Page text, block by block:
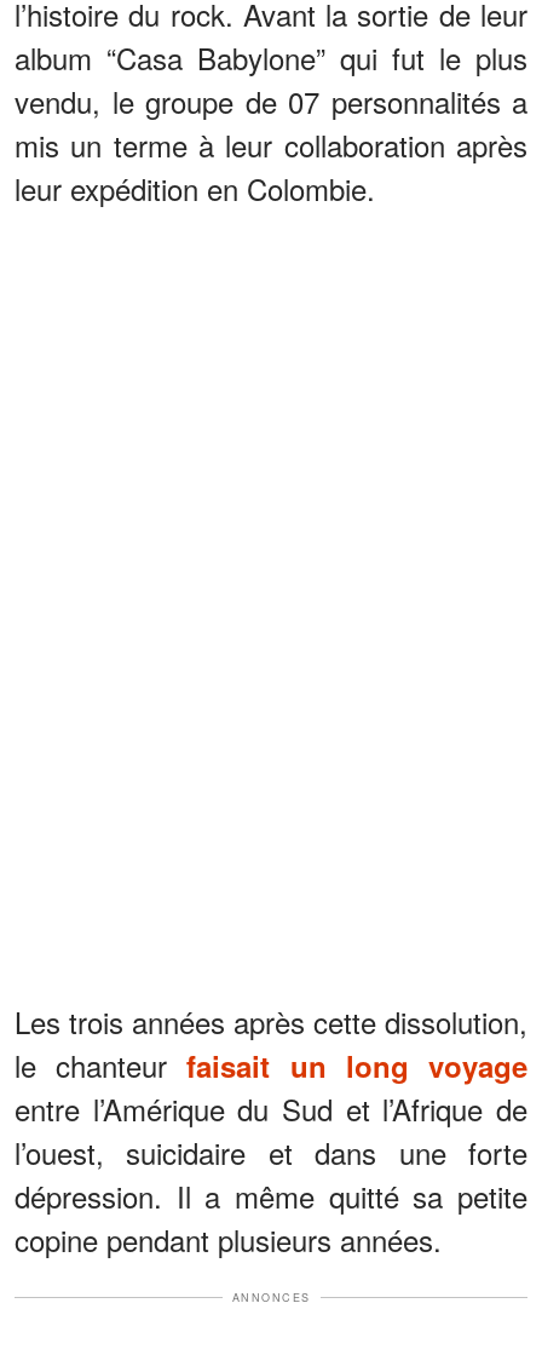
l’histoire du rock. Avant la sortie de leur
album “Casa Babylone” qui fut le plus
vendu, le groupe de 07 personnalités a
mis un terme à leur collaboration après
leur expédition en Colombie.
Les trois années après cette dissolution,
le chanteurfaisait un long voyage
entre l’Amérique du Sud et l’Afrique de
l’ouest, suicidaire et dans une forte
dépression. Il a même quitté sa petite
copine pendant plusieurs années.
ANNONCES